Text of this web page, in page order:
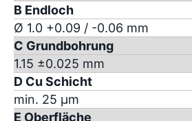
B Endloch
Ø 1.0 +0.09 / -0.06 mm
C Grundbohrung
1.15 ±0.025 mm
D Cu Schicht
min. 25 µm
E Oberfläche